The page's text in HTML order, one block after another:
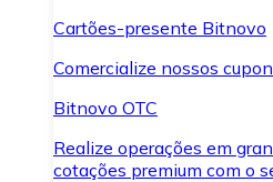
Cartões-presente Bitnovo
Comercialize nossos
Bitnovo OTC
Realize operações em
cotações premium com o